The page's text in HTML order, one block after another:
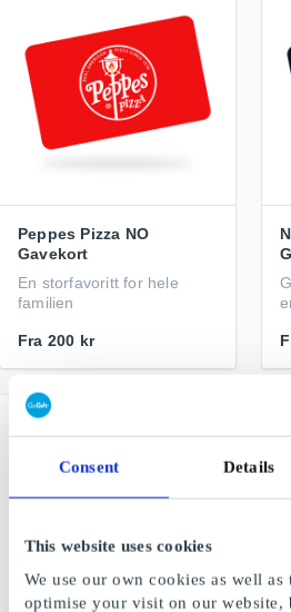
Consent Details
This website uses cookies
We use our own cookies as well
optimise your visit on our website,
Peppes Pizza NO
Gavekort
En storfavoritt for hele
familien
Fra 200 kr